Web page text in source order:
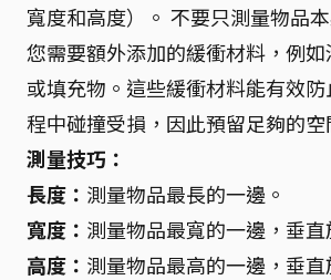
寬度和高度）。 不要只測量物品
您需要額外添加的緩衝材料，例
或填充物。這些緩衝材料能有效
程中碰撞受損，因此預留足夠的空
測量技巧：
長度： 測量物品最長的一邊。
寬度： 測量物品最寬的一邊，垂直
高度： 測量物品最高的一邊，垂